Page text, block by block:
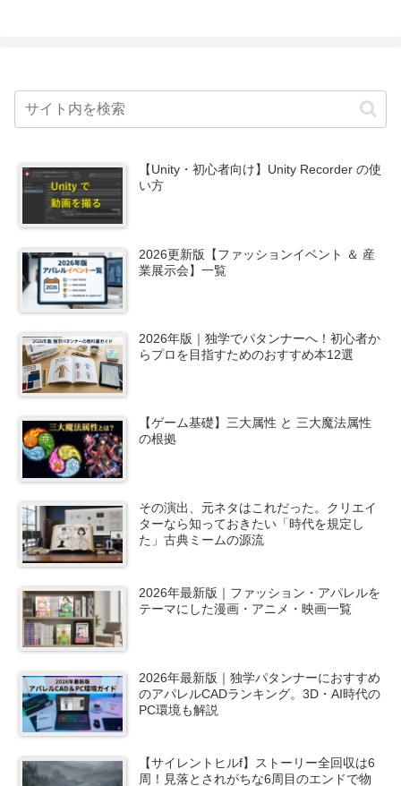
【Unity・初心者向け】Unity Recorder の使
い方
2026更新版【ファッションイベント ＆ 産
業展示会】一覧
2026年版｜独学でパタンナーへ！初心者か
らプロを目指すためのおすすめ本12選
【ゲーム基礎】三大属性 と 三大魔法属性
の根拠
その演出、元ネタはこれだった。クリエイ
ターなら知っておきたい「時代を規定し
た」古典ミームの源流
2026年最新版｜ファッション・アパレルを
テーマにした漫画・アニメ・映画一覧
2026年最新版｜独学パタンナーにおすすめ
のアパレルCADランキング。3D・AI時代の
PC環境も解説
【サイレントヒルf】ストーリー全回収は6
周！見落とされがちな6周目のエンドで物